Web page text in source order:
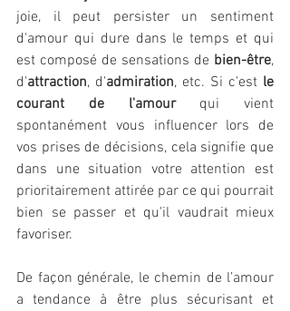
joie, il peut persister un sentiment
d'amour qui dure dans le temps et qui
est composé de sensations de bien-être,
d'attraction, d'admiration, etc. Si c'est le
courant de l'amour qui vient
spontanément vous influencer lors de
vos prises de décisions, cela signifie que
dans une situation votre attention est
prioritairement attirée par ce qui pourrait
bien se passer et qu'il vaudrait mieux
favoriser.
De façon générale, le chemin de l’amour
a tendance à être plus sécurisant et